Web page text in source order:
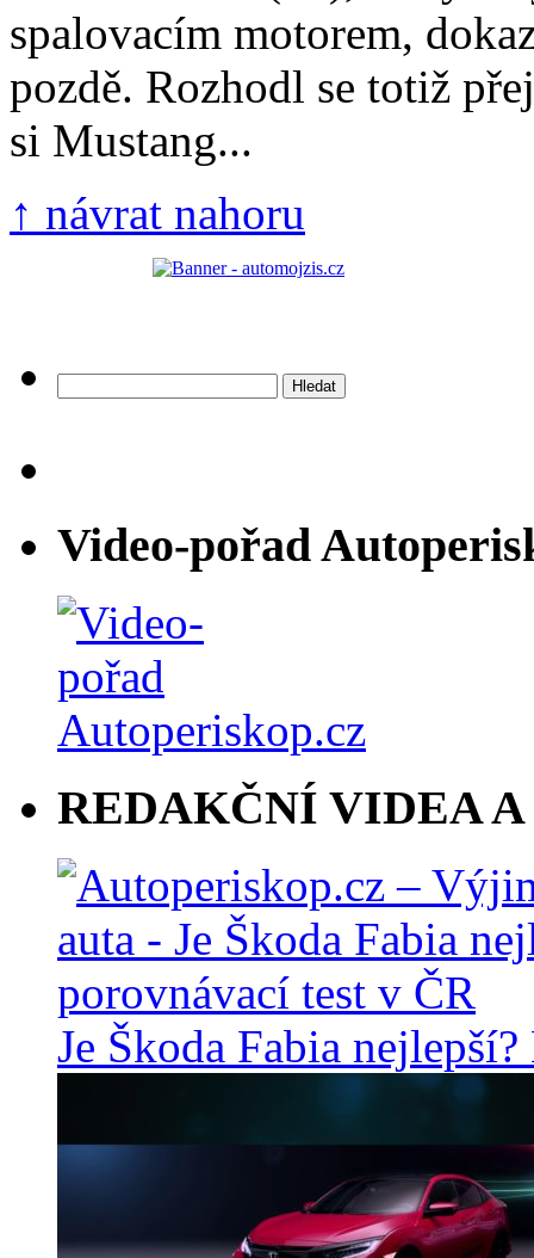
spalovacím motorem,
pozdě. Rozhodl se totiž
si Mustang...
↑ návrat nahoru
Video-pořad
REDAKČNÍ VIDEA A
Je Škoda Fabia